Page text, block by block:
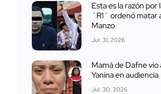
Esta es la razón por
´R1´ ordenó matar
Manzo
Jul. 31, 2026
Mamá de Dafne vio
Yanina en audiencia
Jul. 30, 2026